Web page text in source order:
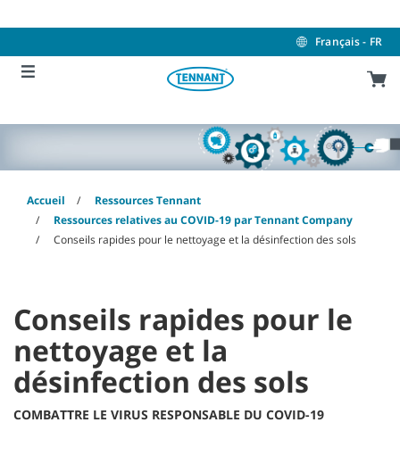
to
to
menu
Français - FR
Accueil
Ressources Tennant
Ressources relatives au COVID-19 par Tennant Company
Conseils rapides pour le nettoyage et la désinfection des sols
Conseils rapides pour le
nettoyage et la
désinfection des sols
COMBATTRE LE VIRUS RESPONSABLE DU COVID-19